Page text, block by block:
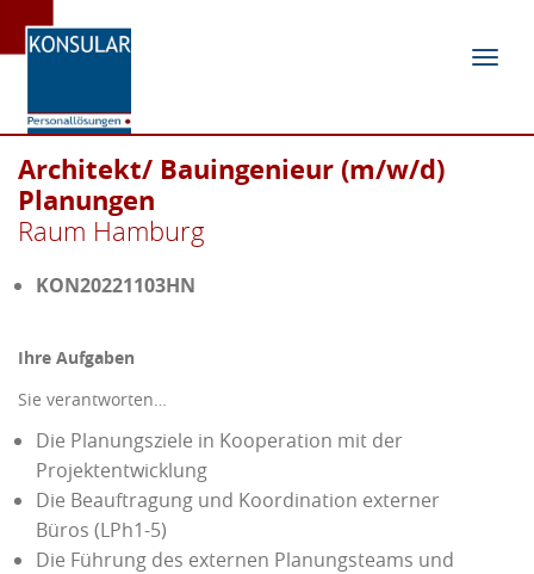
Architekt/ Bauingenieur (m/w/d)
Planungen
Raum Hamburg
KON20221103HN
Ihre Aufgaben
Sie verantworten…
Die Planungsziele in Kooperation mit der
Projektentwicklung
Die Beauftragung und Koordination externer
Büros (LPh1-5)
Die Führung des externen Planungsteams und